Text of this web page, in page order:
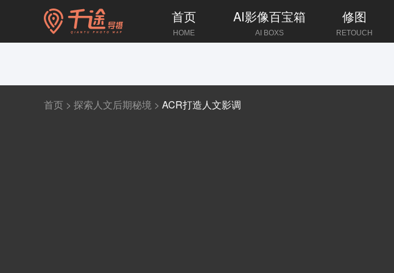
首页
HOME
AI影像百宝箱
AI BOXS
修图
RETOUCH
首页 > 探索人文后期秘境 > ACR打造人文影调